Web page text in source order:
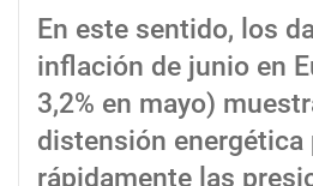
En este sentido, los
inflación de junio en
3,2% en mayo)
distensión energética
rápidamente las